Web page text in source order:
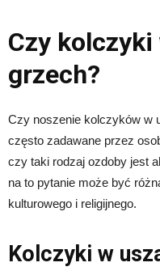
Czy
grzech?
Czy noszenie kolczyków w
często zadawane przez
czy taki rodzaj ozdoby jest
na to pytanie może być
kulturowego i religijnego.
Kolczyki w